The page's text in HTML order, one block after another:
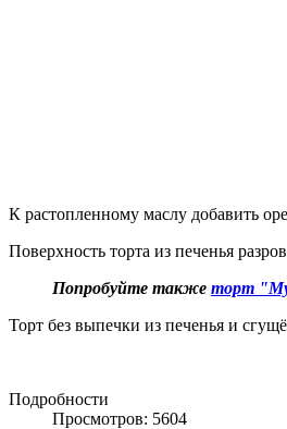
К растопленному маслу добавить
Поверхность торта из печенья
Попробуйте также торт
Торт без выпечки из печенья и
Подробности
Просмотров: 5604